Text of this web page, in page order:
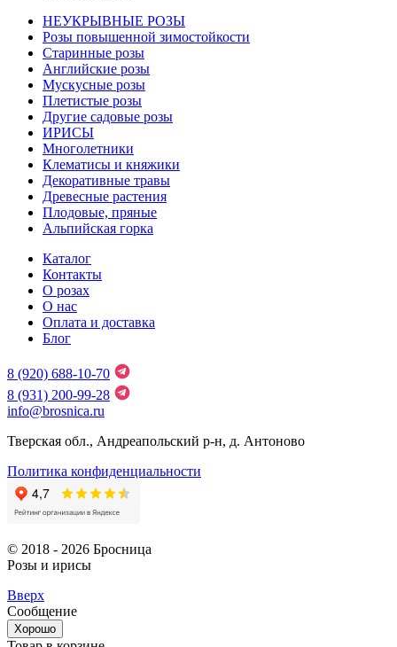
НЕУКРЫВНЫЕ РОЗЫ
Розы повышенной зимостойкости
Старинные розы
Английские розы
Мускусные розы
Плетистые розы
Другие садовые розы
ИРИСЫ
Многолетники
Клематисы и княжики
Декоративные травы
Древесные растения
Плодовые, пряные
Альпийская горка
Каталог
Контакты
О розах
О нас
Оплата и доставка
Блог
8 (920) 688-10-70
8 (931) 200-99-28
info@brosnica.ru
Тверская обл., Андреапольский р-н, д. Антоново
Политика конфиденциальности
© 2018 - 2026 Бросница
Розы и ирисы
Вверх
Сообщение
Хорошо